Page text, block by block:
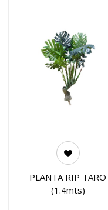
PLANTA RIP TARO
(1.4mts)